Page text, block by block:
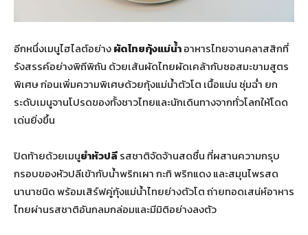
อีกหนึ่งเมนูไฮไลต์อย่างผัดไทยกุ้งแม่น้ำอาหารไทยจานคลาสสิกที่
รังสรรค์อย่างพิถีพิถัน ด้วยเส้นผัดไทยผัดเคล้ากับซอสมะขามสูตร
พิเศษ ก่อนเพิ่มความพิเศษด้วยกุ้งแม่น้ำตัวโต เนื้อแน่น ชุ่มฉ่ำ ยก
ระดับเมนูจานโปรดของทั้งชาวไทยและนักเดินทางจากทั่วโลกให้โดด
เด่นยิ่งขึ้น
ปิดท้ายด้วยเมนูยำหัวปลีรสชาติจัดจ้านสดชื่น ที่ผสานความกรุบ
กรอบของหัวปลีเข้ากับน้ำพริกเผา กะทิ พริกแดง และสมุนไพรสด
นานาชนิด พร้อมเสิร์ฟคู่กุ้งแม่น้ำไทยย่างตัวโต ถ่ายทอดเสน่ห์อาหาร
ไทยผ่านรสชาติอันกลมกล่อมและมีมิติอย่างลงตัว